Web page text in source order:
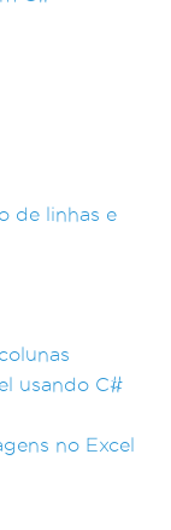
de linhas e
usando C#
no Excel